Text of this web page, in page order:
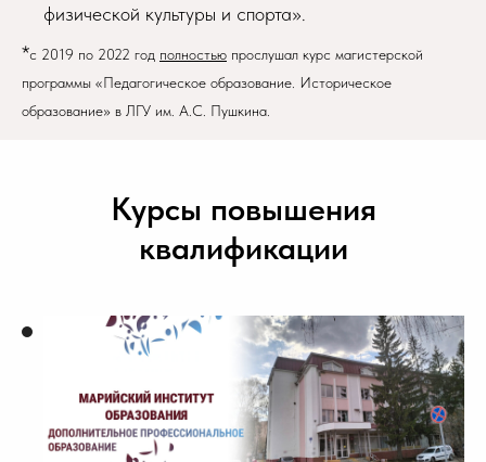
физической культуры и спорта».
*с 2019 по 2022 год полностью прослушал курс магистерской
программы «Педагогическое образование. Историческое
образование» в ЛГУ им. А.С. Пушкина.
Курсы повышения
квалификации